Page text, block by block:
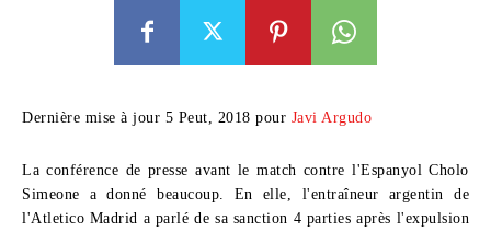
Dernière mise à jour 5 Peut, 2018 pour Javi Argudo
La conférence de presse avant le match contre l'Espanyol Cholo
Simeone a donné beaucoup. En elle, l'entraîneur argentin de
l'Atletico Madrid a parlé de sa sanction 4 parties après l'expulsion